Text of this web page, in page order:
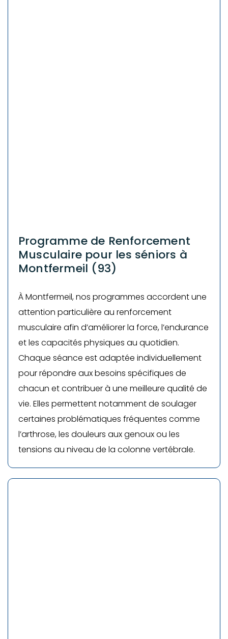
Programme de Renforcement
Musculaire pour les séniors à
Montfermeil (93)
À Montfermeil, nos programmes accordent une
attention particulière au renforcement
musculaire afin d’améliorer la force, l’endurance
et les capacités physiques au quotidien.
Chaque séance est adaptée individuellement
pour répondre aux besoins spécifiques de
chacun et contribuer à une meilleure qualité de
vie. Elles permettent notamment de soulager
certaines problématiques fréquentes comme
l’arthrose, les douleurs aux genoux ou les
tensions au niveau de la colonne vertébrale.